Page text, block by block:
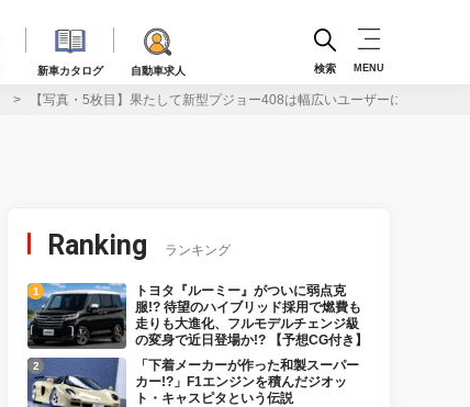
新車カタログ 自動車求人 検索 MENU
【写真・5枚目】果たして新型プジョー408は幅広いユーザーに受け入
Ranking ランキング
トヨタ『ルーミー』がついに弱点克
服!? 待望のハイブリッド採用で燃費も
走りも大進化、フルモデルチェンジ級
の変身で近日登場か!? 【予想CG付き】
「下着メーカーが作った和製スーパー
カー!?」F1エンジンを積んだジオッ
ト・キャスピタという伝説